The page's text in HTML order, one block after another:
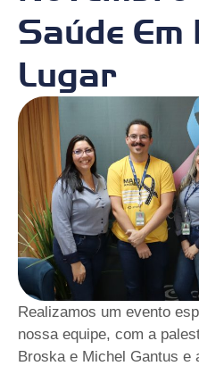
Saúde
Lugar
Realizamos um evento
nossa equipe, com a
Broska e Michel Gantus e